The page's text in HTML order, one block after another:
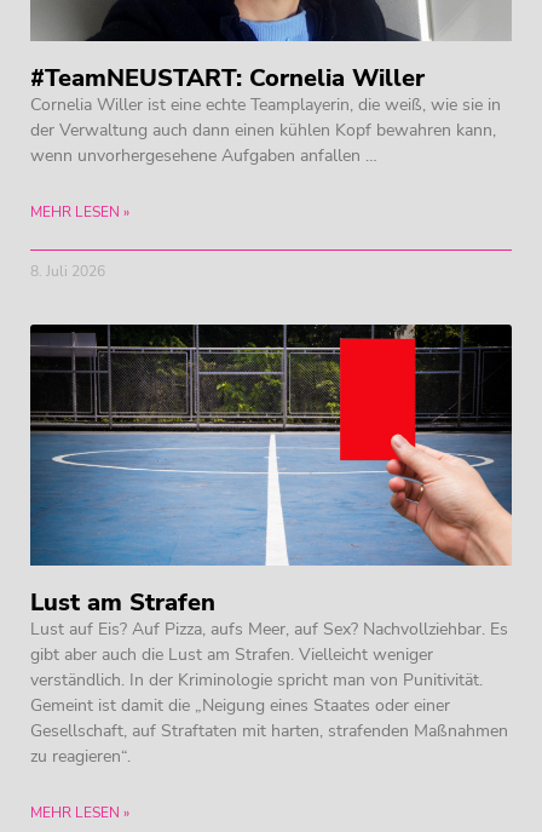
#TeamNEUSTART: Cornelia Willer
Cornelia Willer ist eine echte Teamplayerin, die weiß, wie sie in
der Verwaltung auch dann einen kühlen Kopf bewahren kann,
wenn unvorhergesehene Aufgaben anfallen …
MEHR LESEN »
8. Juli 2026
Lust am Strafen
Lust auf Eis? Auf Pizza, aufs Meer, auf Sex? Nachvollziehbar. Es
gibt aber auch die Lust am Strafen. Vielleicht weniger
verständlich. In der Kriminologie spricht man von Punitivität.
Gemeint ist damit die „Neigung eines Staates oder einer
Gesellschaft, auf Straftaten mit harten, strafenden Maßnahmen
zu reagieren“.
MEHR LESEN »